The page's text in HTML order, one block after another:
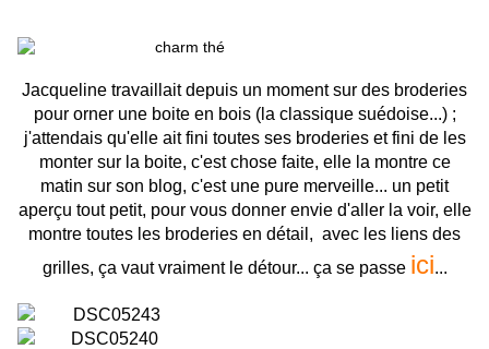
Jacqueline travaillait depuis un moment sur des broderies
pour orner une boite en bois (la classique suédoise...) ;
j'attendais qu'elle ait fini toutes ses broderies et fini de les
monter sur la boite, c'est chose faite, elle la montre ce
matin sur son blog, c'est une pure merveille... un petit
aperçu tout petit, pour vous donner envie d'aller la voir, elle
montre toutes les broderies en détail, avec les liens des
grilles, ça vaut vraiment le détour... ça se passe ici...